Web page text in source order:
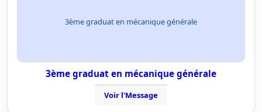
3ème graduat en mécanique générale
3ème graduat en mécanique générale
Voir l'Message